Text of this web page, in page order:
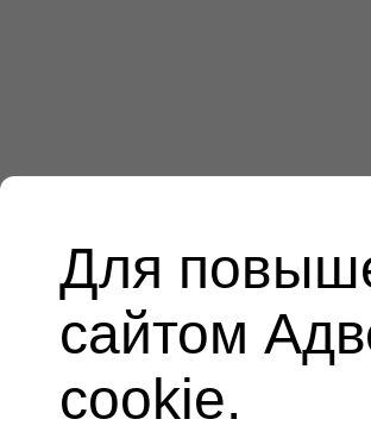
Для
сайтом
cookie.